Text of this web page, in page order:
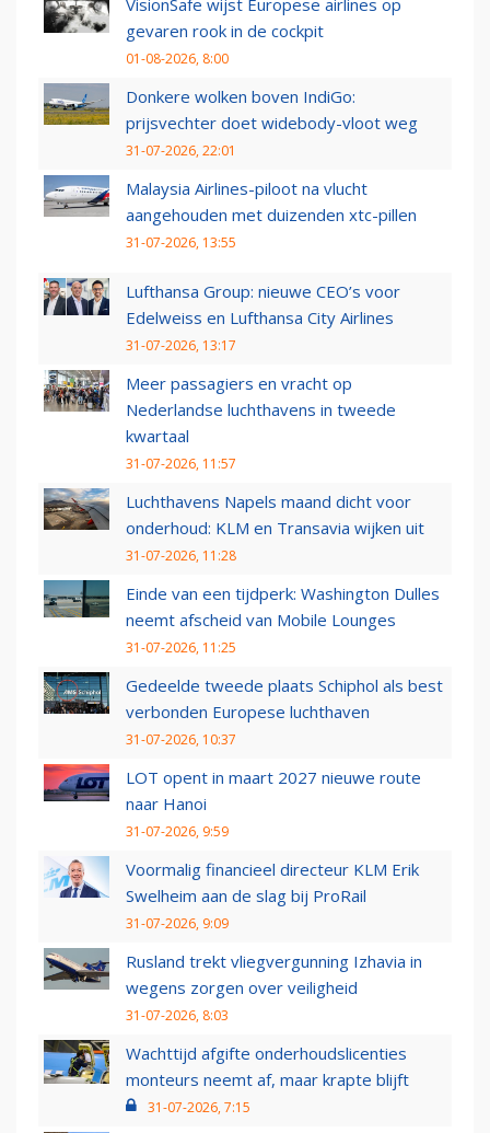
VisionSafe wijst Europese airlines op
gevaren rook in de cockpit
01-08-2026, 8:00
Donkere wolken boven IndiGo:
prijsvechter doet widebody-vloot weg
31-07-2026, 22:01
Malaysia Airlines-piloot na vlucht
aangehouden met duizenden xtc-pillen
31-07-2026, 13:55
Lufthansa Group: nieuwe CEO’s voor
Edelweiss en Lufthansa City Airlines
31-07-2026, 13:17
Meer passagiers en vracht op
Nederlandse luchthavens in tweede
kwartaal
31-07-2026, 11:57
Luchthavens Napels maand dicht voor
onderhoud: KLM en Transavia wijken uit
31-07-2026, 11:28
Einde van een tijdperk: Washington Dulles
neemt afscheid van Mobile Lounges
31-07-2026, 11:25
Gedeelde tweede plaats Schiphol als best
verbonden Europese luchthaven
31-07-2026, 10:37
LOT opent in maart 2027 nieuwe route
naar Hanoi
31-07-2026, 9:59
Voormalig financieel directeur KLM Erik
Swelheim aan de slag bij ProRail
31-07-2026, 9:09
Rusland trekt vliegvergunning Izhavia in
wegens zorgen over veiligheid
31-07-2026, 8:03
Wachttijd afgifte onderhoudslicenties
monteurs neemt af, maar krapte blijft
31-07-2026, 7:15